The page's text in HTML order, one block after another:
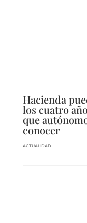
Hacienda
los cuatro
que
conocer
ACTUALIDAD